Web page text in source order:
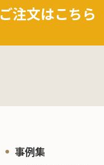
ご注文はこちら
事例集